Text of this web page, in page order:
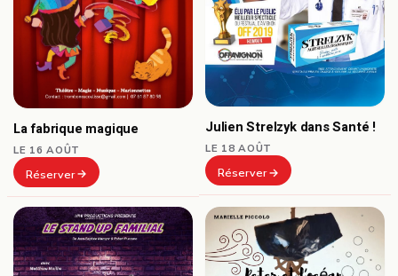
La fabrique magique
LE 16 AOÛT
Réserver
Julien Strelzyk dans Santé !
LE 18 AOÛT
Réserver